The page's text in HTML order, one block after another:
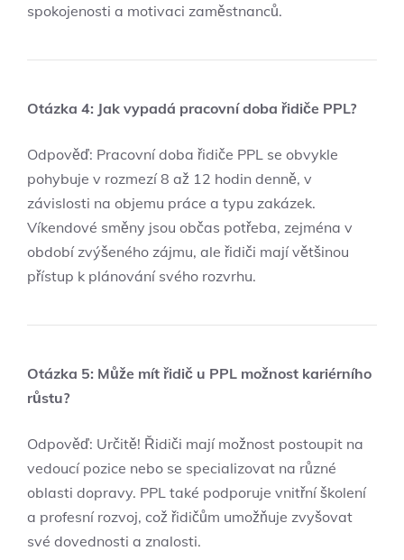
spokojenosti a motivaci zaměstnanců.
Otázka 4: Jak vypadá pracovní doba řidiče PPL?
Odpověď: Pracovní doba řidiče PPL se obvykle
pohybuje v rozmezí 8 až 12 hodin denně, v
závislosti na objemu práce a typu zakázek.
Víkendové směny jsou občas potřeba, zejména v
období zvýšeného zájmu, ale řidiči mají většinou
přístup k plánování svého rozvrhu.
Otázka 5: Může mít řidič u PPL možnost kariérního
růstu?
Odpověď: Určitě! Řidiči mají možnost postoupit na
vedoucí pozice nebo se specializovat na různé
oblasti dopravy. PPL také podporuje vnitřní školení
a profesní rozvoj, což řidičům umožňuje zvyšovat
své dovednosti a znalosti.